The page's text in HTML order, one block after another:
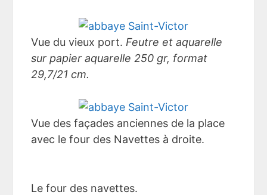
Vue du vieux port. Feutre et aquarelle
sur papier aquarelle 250 gr, format
29,7/21 cm.
Vue des façades anciennes de la place
avec le four des Navettes à droite.
Le four des navettes.